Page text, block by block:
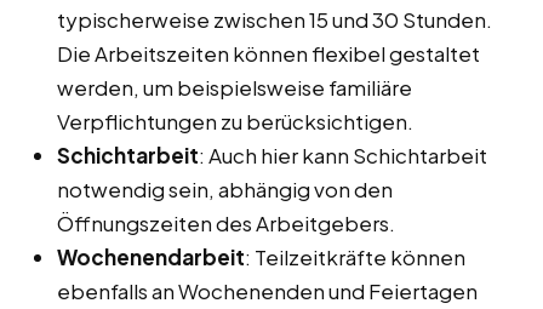
typischerweise zwischen 15 und 30 Stunden.
Die Arbeitszeiten können flexibel gestaltet
werden, um beispielsweise familiäre
Verpflichtungen zu berücksichtigen.
Schichtarbeit: Auch hier kann Schichtarbeit
notwendig sein, abhängig von den
Öffnungszeiten des Arbeitgebers.
Wochenendarbeit: Teilzeitkräfte können
ebenfalls an Wochenenden und Feiertagen